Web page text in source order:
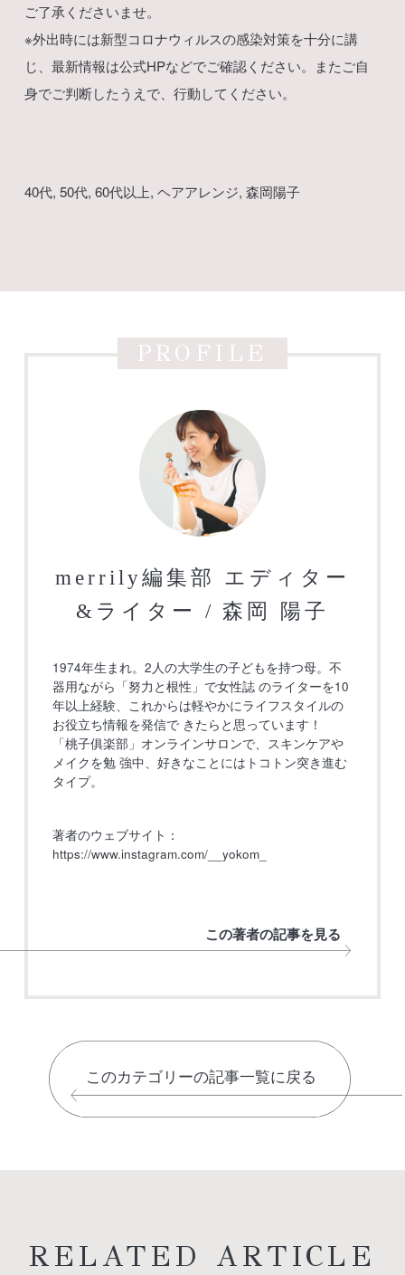
ご了承くださいませ。
※外出時には新型コロナウィルスの感染対策を十分に講
じ、最新情報は公式HPなどでご確認ください。またご自
身でご判断したうえで、行動してください。
40代, 50代, 60代以上, ヘアアレンジ, 森岡陽子
PROFILE
merrily編集部 エディター
&ライター / 森岡 陽子
1974年生まれ。2人の大学生の子どもを持つ母。不
器用ながら「努力と根性」で女性誌 のライターを10
年以上経験、これからは軽やかにライフスタイルの
お役立ち情報を発信で きたらと思っています！
「桃子俱楽部」オンラインサロンで、スキンケアや
メイクを勉 強中、好きなことにはトコトン突き進む
タイプ。
著者のウェブサイト：
https://www.instagram.com/__yokom_
この著者の記事を見る
このカテゴリーの記事一覧に戻る
RELATED ARTICLE